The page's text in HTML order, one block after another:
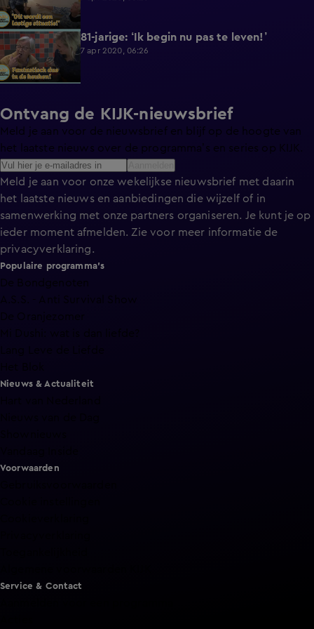
4:45 81-jarige: ‘Ik begin nu pas te leven!’
7 apr 2020, 06:26
Ontvang de KIJK-nieuwsbrief
Meld je aan voor de nieuwsbrief en blijf op de hoogte van
het laatste nieuws over de programma’s en series op KIJK.
Meld je aan voor onze wekelijkse nieuwsbrief met daarin
het laatste nieuws en aanbiedingen die wijzelf of in
samenwerking met onze partners organiseren. Je kunt je op
ieder moment afmelden. Zie voor meer informatie de
privacyverklaring.
Populaire programma's
De Bondgenoten
A.S.S. - Anti Survival Show
Nieuws & Actualiteit
Voorwaarden
Service & Contact